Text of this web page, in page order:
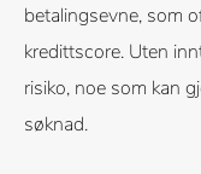
betalingsevne, som
kredittscore. Uten
risiko, noe som kan
søknad.